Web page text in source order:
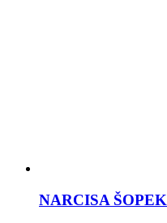
NARCISA